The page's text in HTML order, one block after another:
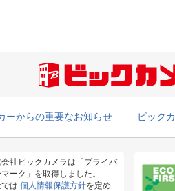
ーからの重要なお知らせ ビック
社ビックカメラは「プライバ
ーク」を取得しました。
は 個人情報保護方針を定め